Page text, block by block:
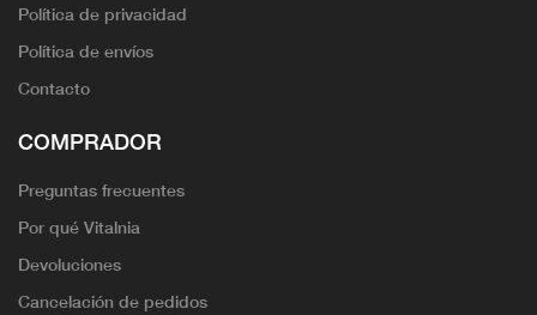
Política de privacidad
Política de envíos
Contacto
COMPRADOR
Preguntas frecuentes
Por qué Vitalnia
Devoluciones
Cancelación de pedidos